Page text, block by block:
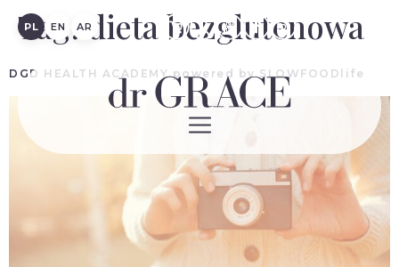
PL EN AR
Tag:dieta bezglutenowa
DGD HEALTH ACADEMY powered by SLOWFOODlife